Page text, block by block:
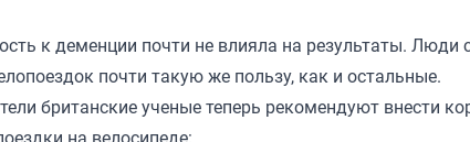
к деменции почти не влияла на результаты. Люди
почти такую же пользу, как и остальные.
британские ученые теперь рекомендуют внести